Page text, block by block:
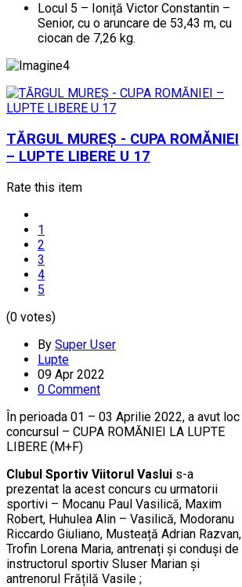
Locul 5 – Ioniță Victor Constantin –
Senior, cu o aruncare de 53,43 m, cu
ciocan de 7,26 kg.
TĂRGUL MUREȘ - CUPA ROMĂNIEI
– LUPTE LIBERE U 17
Rate this item
1
2
3
4
5
(0 votes)
By Super User
Lupte
09 Apr 2022
0 Comment
În perioada 01 – 03 Aprilie 2022, a avut loc
concursul – CUPA ROMĂNIEI LA LUPTE
LIBERE (M+F)
Clubul Sportiv Viitorul Vaslui s-a
prezentat la acest concurs cu urmatorii
sportivi – Mocanu Paul Vasilică, Maxim
Robert, Huhulea Alin – Vasilică, Modoranu
Riccardo Giuliano, Musteață Adrian Razvan,
Trofin Lorena Maria, antrenați și conduși de
instructorul sportiv Sluser Marian și
antrenorul Frățilă Vasile ;